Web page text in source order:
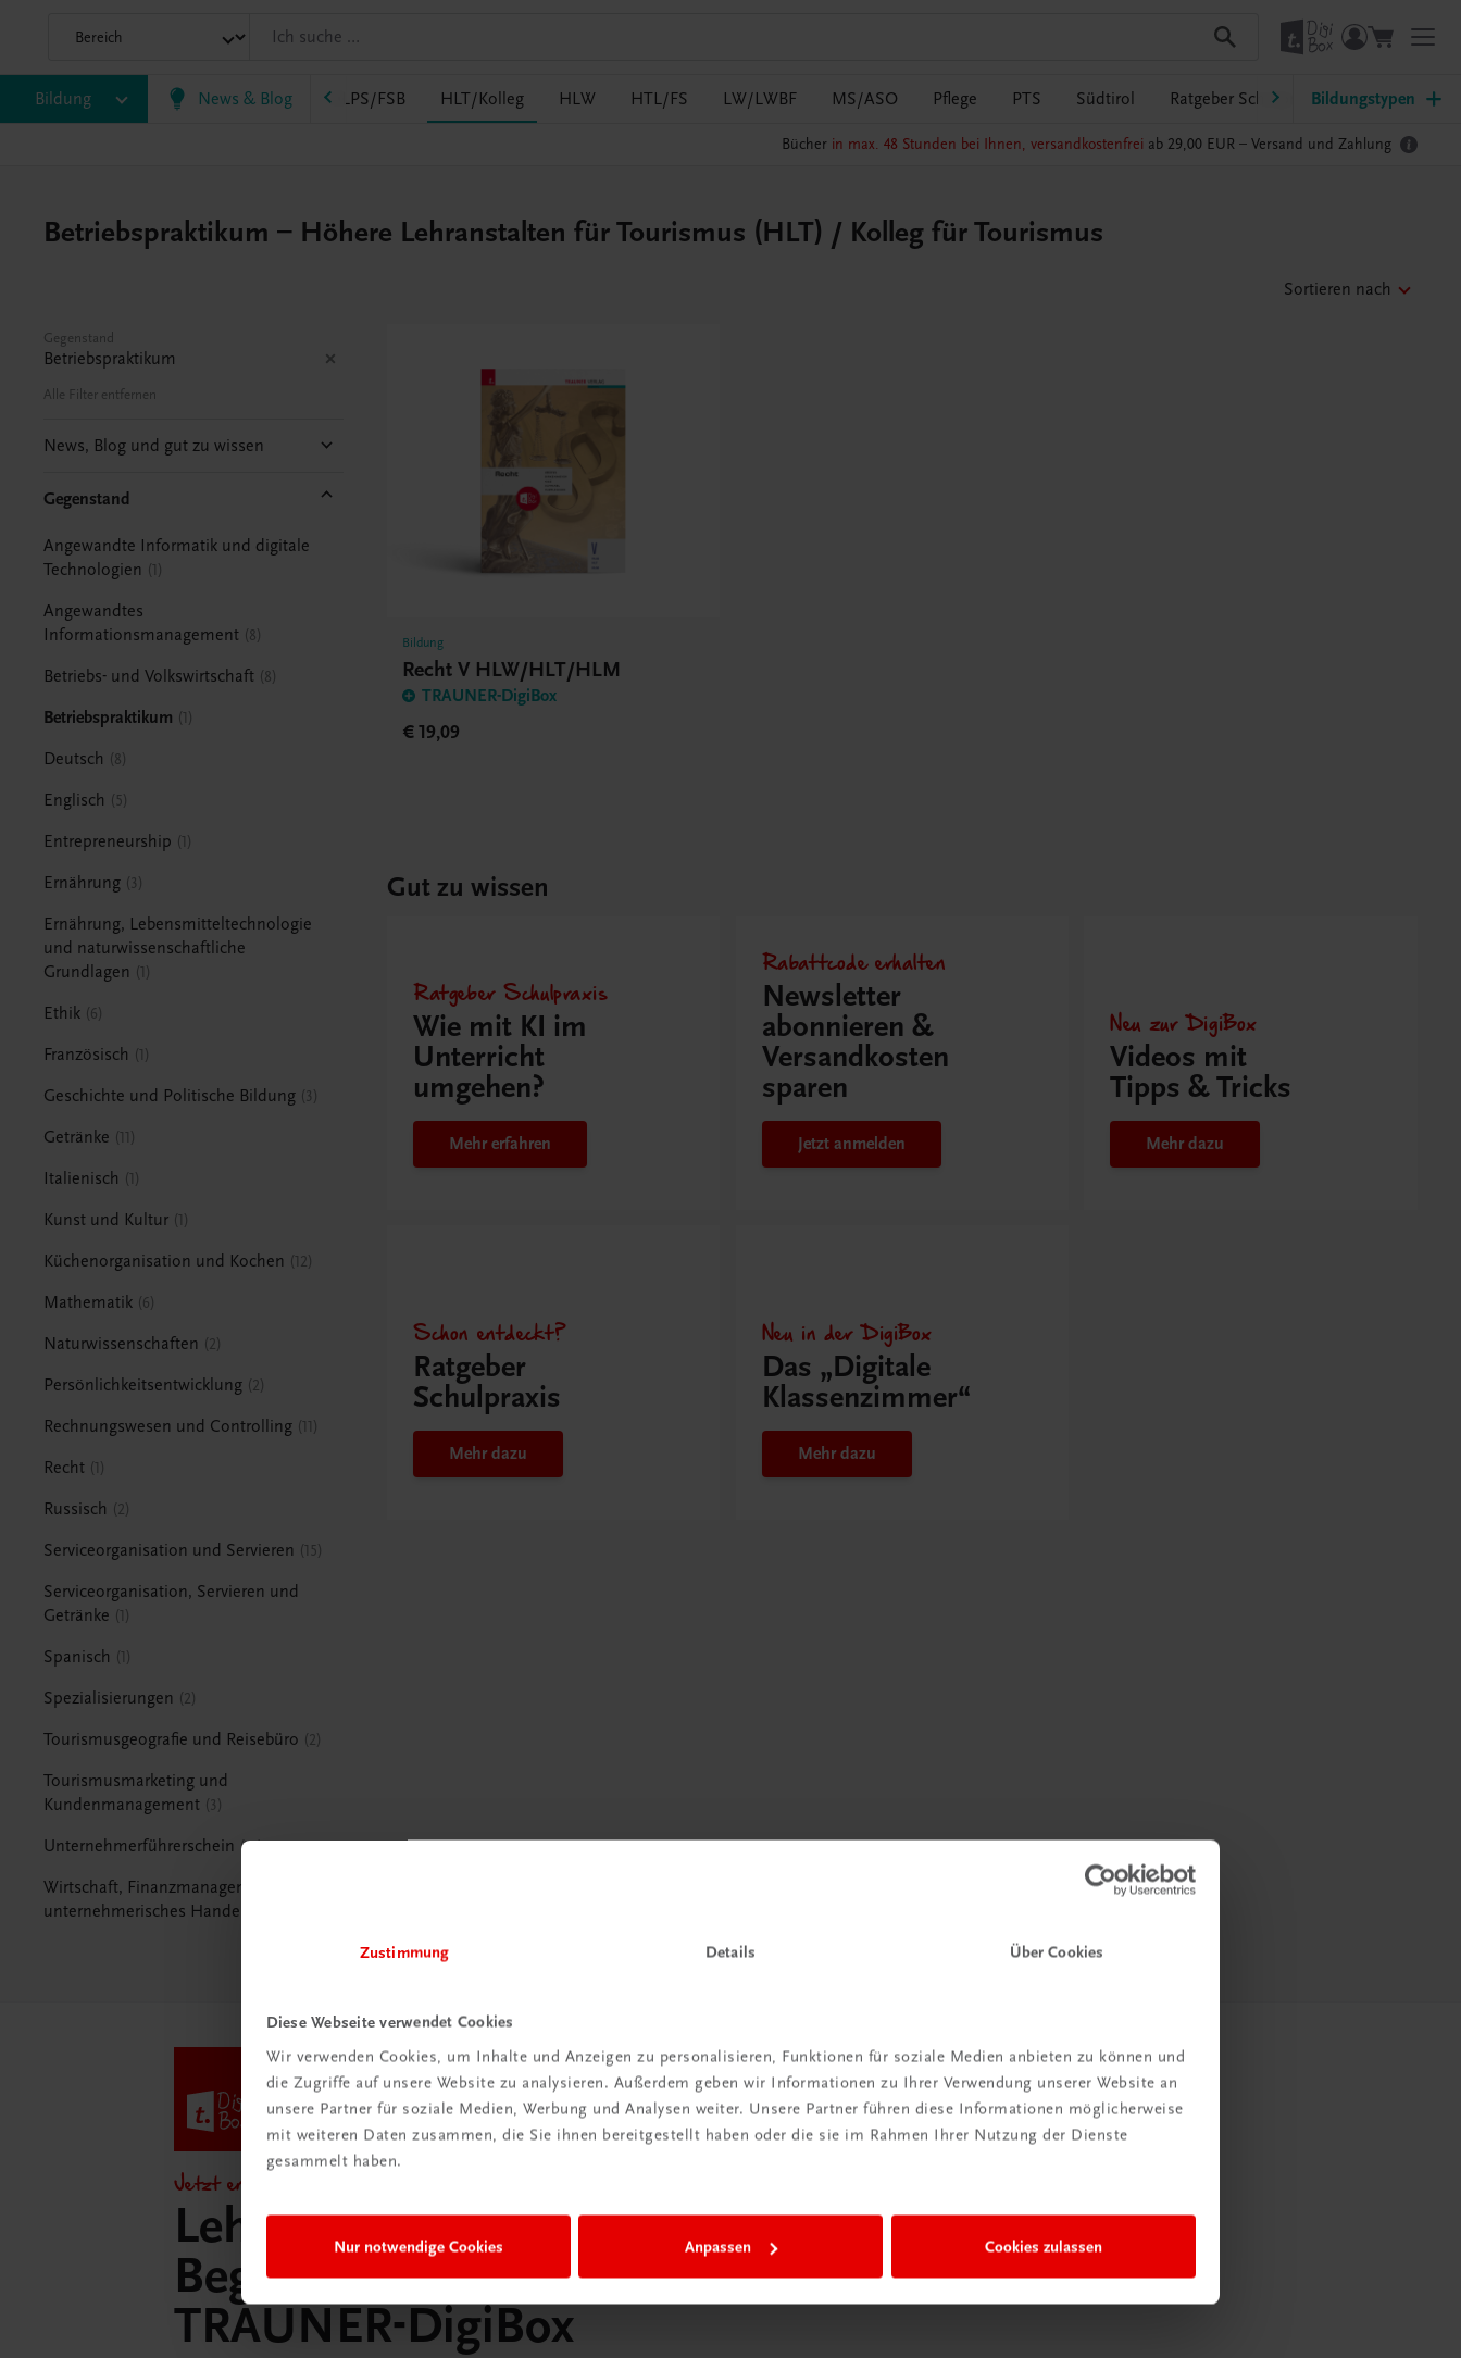
Zustimmung Details Über Cookies
Diese Webseite verwendet Cookies
Wir verwenden Cookies, um Inhalte und Anzeigen zu personalisieren, Funktionen für soziale Medien anbieten zu können und
die Zugriffe auf unsere Website zu analysieren. Außerdem geben wir Informationen zu Ihrer Verwendung unserer Website an
unsere Partner für soziale Medien, Werbung und Analysen weiter. Unsere Partner führen diese Informationen möglicherweise
mit weiteren Daten zusammen, die Sie ihnen bereitgestellt haben oder die sie im Rahmen Ihrer Nutzung der Dienste
gesammelt haben.
Nur notwendige Cookies Anpassen Cookies zulassen
Bildung News & Blog
HAS HF/TFS HLM/HLK HLPS/FSB HLT/Kolleg HLW HTL/FS LW/LWBF MS/ASO Pflege PTS Südtirol Ratgeber Schulpraxis TRAUNER-
Bildungstypen
Bücher in max. 48 Stunden bei Ihnen, versandkostenfrei ab 29,00 EUR – Versand und Zahlung
Betriebspraktikum – Höhere Lehranstalten für Tourismus (HLT) / Kolleg für Tourismus
Sortieren nach
Gegenstand
Betriebspraktikum
Alle Filter entfernen
News, Blog und gut zu wissen
Gegenstand
Angewandte Informatik und digitale
Technologien
1
Angewandtes
Informationsmanagement 8
Betriebs- und Volkswirtschaft 8
Betriebspraktikum 1
Deutsch 8
Englisch 5
Entrepreneurship 1
Ernährung 3
Ernährung, Lebensmitteltechnologie
und naturwissenschaftliche
Grundlagen
1
Ethik 6
Französisch 1
Geschichte und Politische Bildung 3
Getränke 11
Italienisch 1
Kunst und Kultur 1
Küchenorganisation und Kochen 12
Mathematik 6
Naturwissenschaften 2
Persönlichkeitsentwicklung 2
Rechnungswesen und Controlling 11
Recht 1
Russisch 2
Serviceorganisation und Servieren 15
Serviceorganisation, Servieren und
Getränke
1
Spanisch 1
Spezialisierungen 2
Tourismusgeografie und Reisebüro 2
Tourismusmarketing und
Kundenmanagement
3
Unternehmerführerschein 15
Wirtschaft, Finanzmanagement und
unternehmerisches Handeln
Bildung
Recht V HLW/HLT/HLM
TRAUNER-DigiBox
€ 19,09
Gut zu wissen
Ratgeber Schulpraxis
Wie mit KI im
Unterricht
umgehen?
Mehr erfahren
Rabattcode erhalten
Newsletter
abonnieren &
Versandkosten
sparen
Jetzt anmelden
Neu zur DigiBox
Videos mit
Tipps & Tricks
Mehr dazu
Schon entdeckt?
Ratgeber
Schulpraxis
Mehr dazu
Neu in der DigiBox
Das „Digitale
Klassenzimmer“
Mehr dazu
Jetzt entdecken!
Lehrer/innen-
Begleitpakete in der
TRAUNER-DigiBox